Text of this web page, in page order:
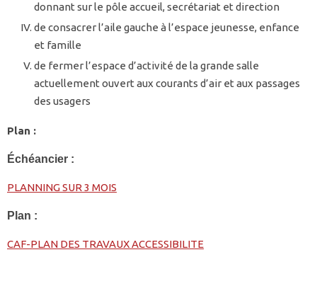
donnant sur le pôle accueil, secrétariat et direction
de consacrer l’aile gauche à l’espace jeunesse, enfance
et famille
de fermer l’espace d’activité de la grande salle
actuellement ouvert aux courants d’air et aux passages
des usagers
Plan :
Échéancier :
PLANNING SUR 3 MOIS
Plan :
CAF-PLAN DES TRAVAUX ACCESSIBILITE